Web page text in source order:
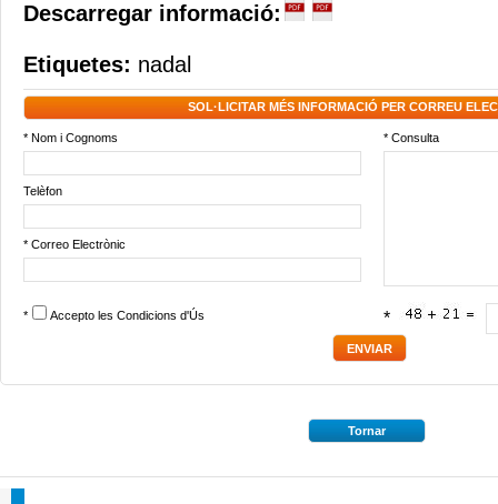
Descarregar informació:
Etiquetes: nadal
SOL·LICITAR MÉS INFORMACIÓ PER CORREU
* Nom i Cognoms * Consulta
Telèfon
* Correo Electrònic
* Accepto les Condicions d'Ús *
Tornar